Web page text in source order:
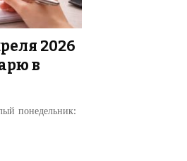
2026
в
понедельник: